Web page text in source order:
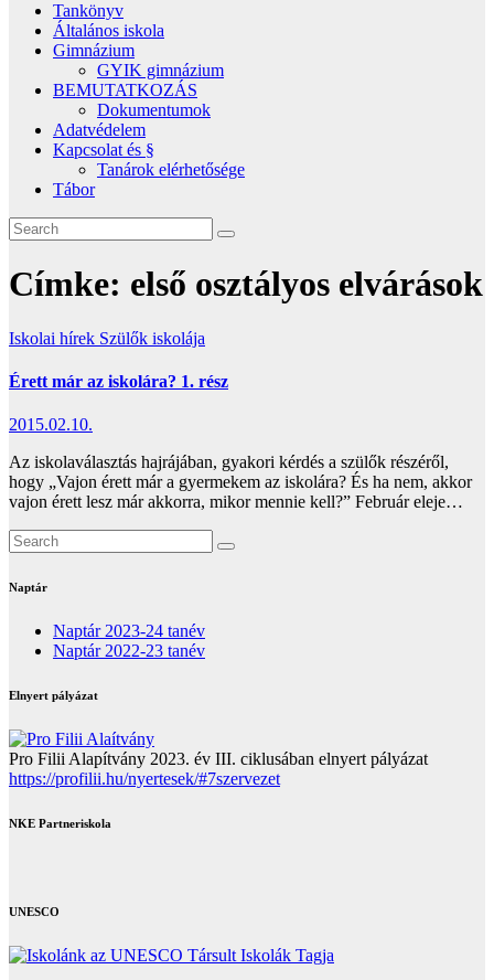
Tankönyv
Általános iskola
Gimnázium
GYIK gimnázium
BEMUTATKOZÁS
Dokumentumok
Adatvédelem
Kapcsolat és §
Tanárok elérhetősége
Tábor
Címke: első osztályos elvárások
Iskolai hírek Szülők iskolája
Érett már az iskolára? 1. rész
2015.02.10.
Az iskolaválasztás hajrájában, gyakori kérdés a szülők részéről,
hogy „Vajon érett már a gyermekem az iskolára? És ha nem, akkor
vajon érett lesz már akkorra, mikor mennie kell?” Február eleje…
Naptár
Naptár 2023-24 tanév
Naptár 2022-23 tanév
Elnyert pályázat
Pro Filii Alapítvány 2023. év III. ciklusában elnyert pályázat
https://profilii.hu/nyertesek/#7szervezet
NKE Partneriskola
UNESCO